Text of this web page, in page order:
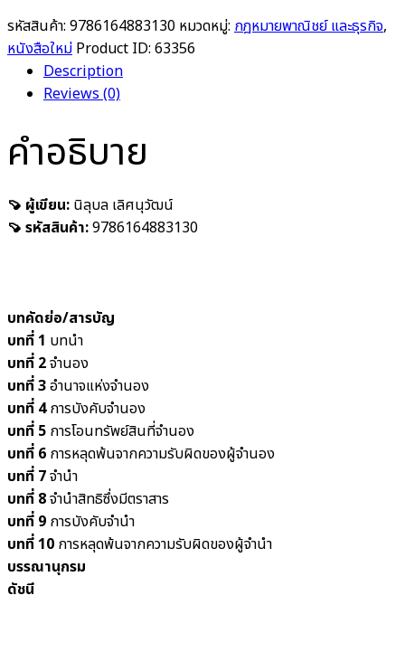
รหัสสินค้า: 9786164883130 หมวดหมู่: กฎหมายพาณิชย์ และธุรกิจ,
หนังสือใหม่ Product ID: 63356
Description
Reviews (0)
คำอธิบาย
🍠 ผู้เขียน: นิลุบล เลิศนุวัฒน์
🍠 รหัสสินค้า:9786164883130
บทคัดย่อ/สารบัญ
บทที่ 1 บทนำ
บทที่ 2จำนอง
บทที่ 3อำนาจแห่งจำนอง
บทที่ 4การบังคับจำนอง
บทที่ 5 การโอนทรัพย์สินที่จำนอง
บทที่ 6 การหลุดพ้นจากความรับผิดของผู้จำนอง
บทที่ 7จำนำ
บทที่ 8จำนำสิทธิซึ่งมีตราสาร
บทที่ 9 การบังคับจำนำ
บทที่ 10 การหลุดพ้นจากความรับผิดของผู้จำนำ
บรรณานุกรม
ดัชนี